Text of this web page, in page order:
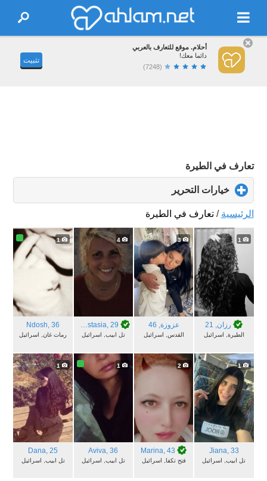
أحلام. موقع للتعارف بالعربي
دائما معك!
(7248)
تثبيت
تعارف في الطيرة
خيارات التحرير
to
expand
contents
الرئيسية /تعارف في الطيرة
1
رزان, 21
الطيرة, اسرائيل
3
عزوزة, 46
القدس, اسرائيل
4
Anastasia, 29
تل ابيب, اسرائيل
1
Ndosh, 36
رمات غان, اسرائيل
1
Jiana, 33
تل ابيب, اسرائيل
2
Marina, 43
فتح تكفا, اسرائيل
1
Aviva, 36
تل ابيب, اسرائيل
1
Dana, 25
تل ابيب, اسرائيل